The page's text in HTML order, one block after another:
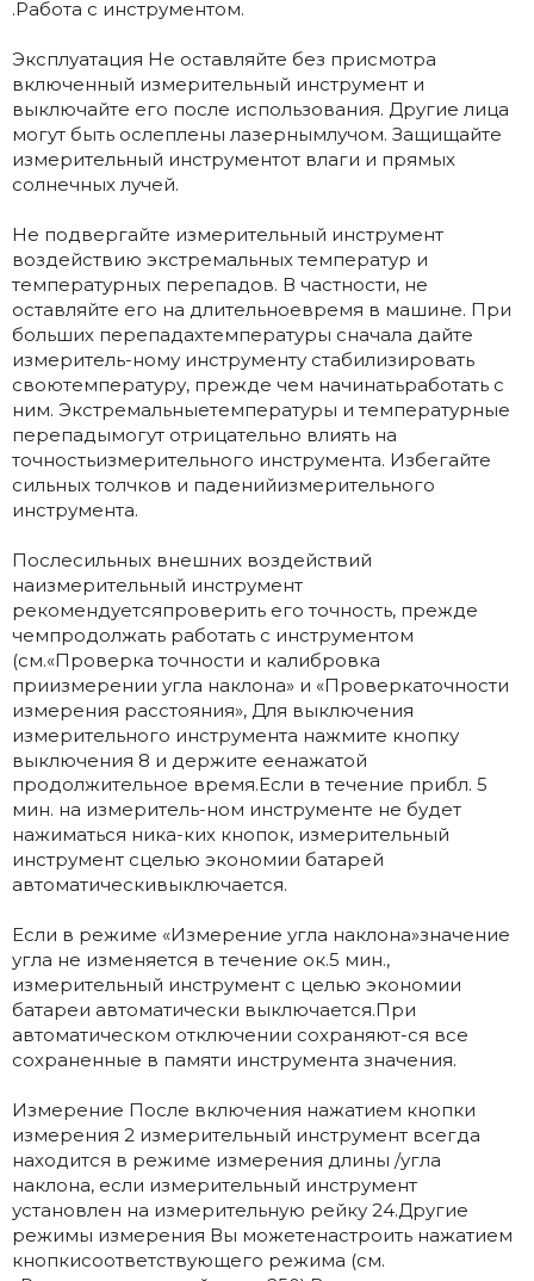
.Работа с инструментом.
Эксплуатация Не оставляйте без присмотра
включенный измерительный инструмент и
выключайте его после использования. Другие лица
могут быть ослеплены лазернымлучом. Защищайте
измерительный инструментот влаги и прямых
солнечных лучей.
Не подвергайте измерительный инструмент
воздействию экстремальных температур и
температурных перепадов. В частности, не
оставляйте его на длительноевремя в машине. При
больших перепадахтемпературы сначала дайте
измеритель-ному инструменту стабилизировать
своютемпературу, прежде чем начинатьработать с
ним. Экстремальныетемпературы и температурные
перепадымогут отрицательно влиять на
точностьизмерительного инструмента. Избегайте
сильных толчков и паденийизмерительного
инструмента.
Послесильных внешних воздействий
наизмерительный инструмент
рекомендуетсяпроверить его точность, прежде
чемпродолжать работать с инструментом
(см.«Проверка точности и калибровка
приизмерении угла наклона» и «Проверкаточности
измерения расстояния», Для выключения
измерительного инструмента нажмите кнопку
выключения 8 и держите еенажатой
продолжительное время.Если в течение прибл. 5
мин. на измеритель-ном инструменте не будет
нажиматься ника-ких кнопок, измерительный
инструмент сцелью экономии батарей
автоматическивыключается.
Если в режиме «Измерение угла наклона»значение
угла не изменяется в течение ок.5 мин.,
измерительный инструмент с целью экономии
батареи автоматически выключается.При
автоматическом отключении сохраняют-ся все
сохраненные в памяти инструмента значения.
Измерение После включения нажатием кнопки
измерения 2 измерительный инструмент всегда
находится в режиме измерения длины /угла
наклона, если измерительный инструмент
установлен на измерительную рейку 24.Другие
режимы измерения Вы можетенастроить нажатием
кнопкисоответствующего режима (см.